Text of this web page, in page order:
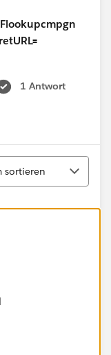
1 Antwort
sortieren